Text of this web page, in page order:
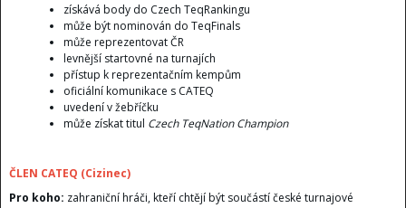
získává body do Czech TeqRankingu
může být nominován do TeqFinals
může reprezentovat ČR
levnější startovné na turnajích
přístup k reprezentačním kempům
oficiální komunikace s CATEQ
uvedení v žebříčku
může získat titul Czech TeqNation Champion
ČLEN CATEQ (Cizinec)
Pro koho: zahraniční hráči, kteří chtějí být součástí české turnajové